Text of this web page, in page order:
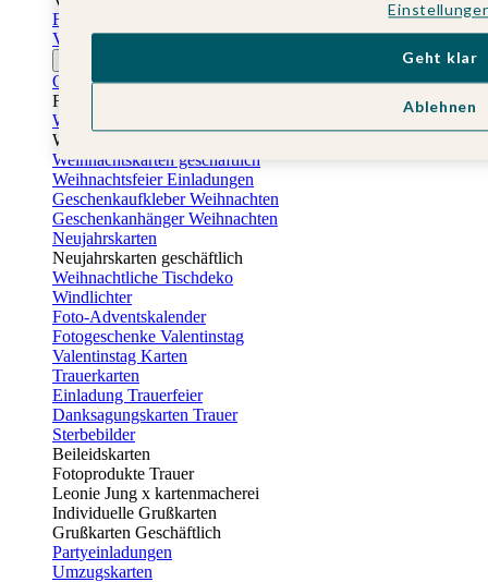
Fotogeschenke Vatertag
Vatertagskarten
Osterkarten
Fotogeschenke zu Ostern
Weihnachtskarten
Weihnachtskarten selbst gestalten
Weihnachtskarten geschäftlich
Weihnachtsfeier Einladungen
Geschenkaufkleber Weihnachten
Geschenkanhänger Weihnachten
Neujahrskarten
Neujahrskarten geschäftlich
Weihnachtliche Tischdeko
Windlichter
Foto-Adventskalender
Fotogeschenke Valentinstag
Valentinstag Karten
Trauerkarten
Einladung Trauerfeier
Danksagungskarten Trauer
Sterbebilder
Beileidskarten
Fotoprodukte Trauer
Leonie Jung x kartenmacherei
Individuelle Grußkarten
Grußkarten Geschäftlich
Partyeinladungen
Umzugskarten
Ablehnen
Geht klar